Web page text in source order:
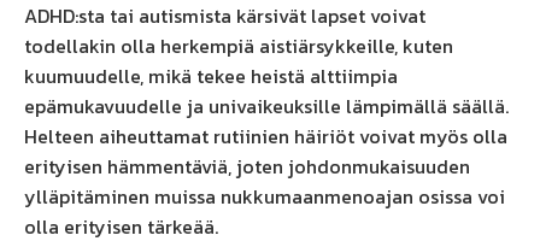
ADHD:sta tai autismista kärsivät lapset voivat
todellakin olla herkempiä aistiärsykkeille, kuten
kuumuudelle, mikä tekee heistä alttiimpia
epämukavuudelle ja univaikeuksille lämpimällä säällä.
Helteen aiheuttamat rutiinien häiriöt voivat myös olla
erityisen hämmentäviä, joten johdonmukaisuuden
ylläpitäminen muissa nukkumaanmenoajan osissa voi
olla erityisen tärkeää.